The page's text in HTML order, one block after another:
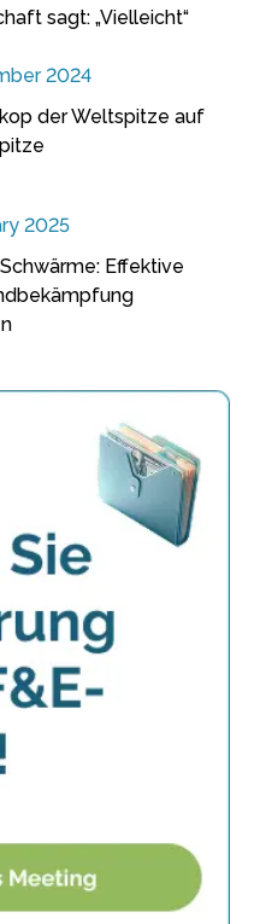
sagt: „Vielleicht“
2024
der Weltspitze auf
2025
Effektive